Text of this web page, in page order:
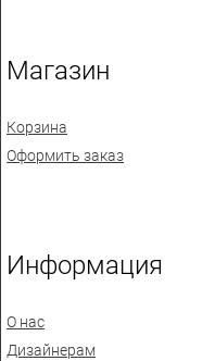
Магазин
Корзина
Оформить заказ
Информация
О нас
Дизайнерам